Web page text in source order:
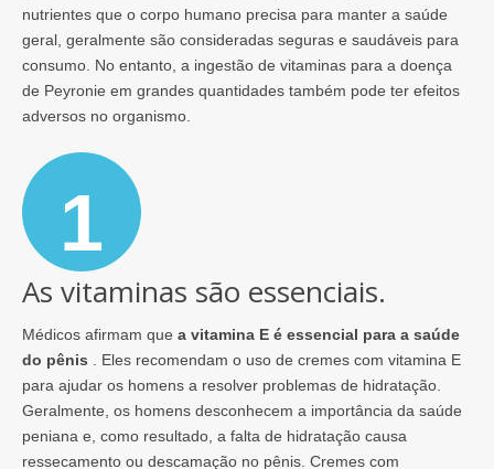
nutrientes que o corpo humano precisa para manter a saúde
geral, geralmente são consideradas seguras e saudáveis para
consumo. No entanto, a ingestão de vitaminas para a doença
de Peyronie em grandes quantidades também pode ter efeitos
adversos no organismo.
1
As vitaminas são essenciais.
Médicos afirmam que a vitamina E é essencial para a saúde
do pênis . Eles recomendam o uso de cremes com vitamina E
para ajudar os homens a resolver problemas de hidratação.
Geralmente, os homens desconhecem a importância da saúde
peniana e, como resultado, a falta de hidratação causa
ressecamento ou descamação no pênis. Cremes com